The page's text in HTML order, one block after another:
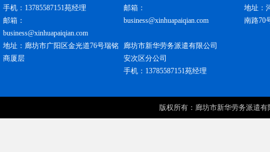
手机：13785587151苑经理
邮箱：
business@xinhuapaiqian.com
地址：廊坊市广阳区金光道76号瑞铭
商厦层
邮箱：
business@xinhuapaiqian.com
廊坊市新华劳务派遣有限公司
安次区分公司
手机：13785587151苑经理
地址：
南路70
版权所有： 廊坊市新华劳务派遣有